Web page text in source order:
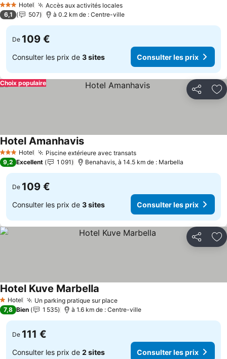
3 ÉtoilesHotel Accès aux activités localesConsulter les prix
6,1 507 à 0.2 km de : Centre-ville
De 109 €
Consulter les prix de 3 sites Consulter les prix
Partager
Choix populaire
3 ÉtoilesHotel Piscine extérieure avec transatsConsulter les prix
Hotel AmanhavisConsulter les prix
9,2 Excellent 1 091 Benahavis, à 14.5 km de : Marbella
De 109 €
Consulter les prix de 3 sites Consulter les prix
Partager
1 Étoiles
Hotel Un parking pratique sur placeConsulter les prix
Hotel Kuve Marbella
7,8 Bien 1 535 à 1.6 km de : Centre-ville
De 111 €
Consulter les prix de 2 sites Consulter les prix